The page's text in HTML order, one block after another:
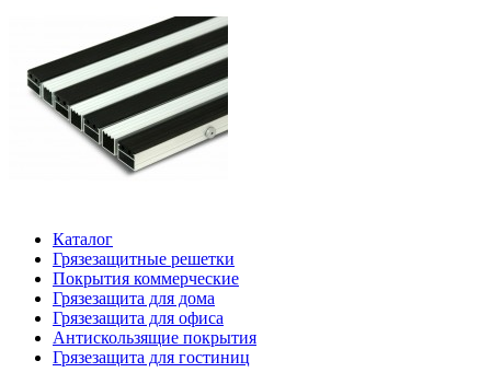
Каталог
Грязезащитные решетки
Покрытия коммерческие
Грязезащита для дома
Грязезащита для офиса
Антискользящие покрытия
Грязезащита для гостиниц